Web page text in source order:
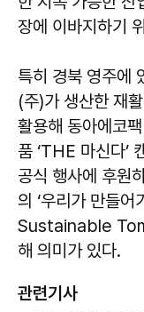
장에 이바지하기
특히 경북 영주에
(주)가 생산한 재
활용해 동아에코
품 ‘THE 마신다’
공식 행사에 후원
의 ‘우리가 만들
Sustainable
해 의미가 있다.
관련기사